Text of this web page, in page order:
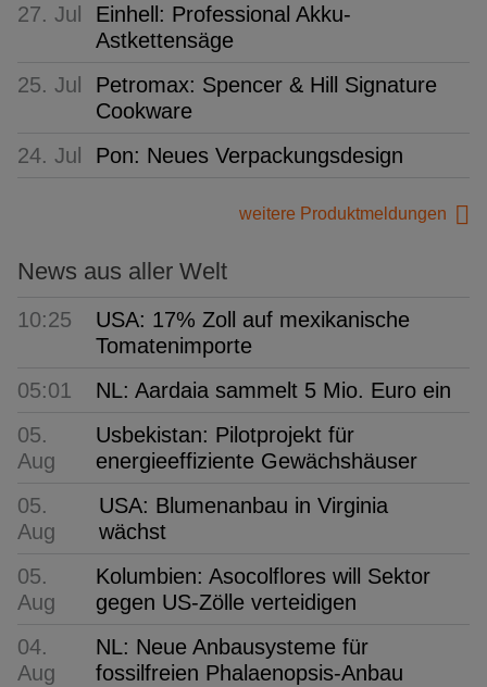
27. Jul
Einhell: Professional Akku-
Astkettensäge
25. Jul
Petromax: Spencer & Hill Signature
Cookware
24. Jul
Pon: Neues Verpackungsdesign
weitere Produktmeldungen
News aus aller Welt
10:25
USA: 17% Zoll auf mexikanische
Tomatenimporte
05:01
NL: Aardaia sammelt 5 Mio. Euro ein
05.
Aug
Usbekistan: Pilotprojekt für
energieeffiziente Gewächshäuser
05.
Aug
USA: Blumenanbau in Virginia
wächst
05.
Aug
Kolumbien: Asocolflores will Sektor
gegen US-Zölle verteidigen
04.
Aug
NL: Neue Anbausysteme für
fossilfreien Phalaenopsis-Anbau